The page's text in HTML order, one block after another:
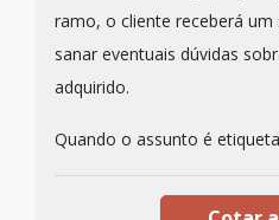
ramo, o cliente receberá
sanar eventuais dúvidas
adquirido.
Quando o assunto é